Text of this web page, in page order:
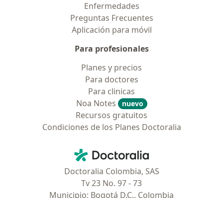
Enfermedades
Preguntas Frecuentes
Aplicación para móvil
Para profesionales
Planes y precios
Para doctores
Para clinicas
Noa Notes
nuevo
Recursos gratuitos
Condiciones de los Planes Doctoralia
Doctoralia - Página de inicio
Doctoralia Colombia, SAS
Tv 23 No. 97 - 73
Municipio: Bogotá D.C., Colombia